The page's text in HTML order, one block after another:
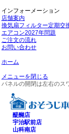
インフォーメーション
店舗案内
換気扇フィルター定期交
エアコン2027年問題
ご注文の流れ
お問い合わせ
ホーム
メニューを閉じる
パネルの開閉は左右のス
醍醐店
宇治駅前店
山科南店